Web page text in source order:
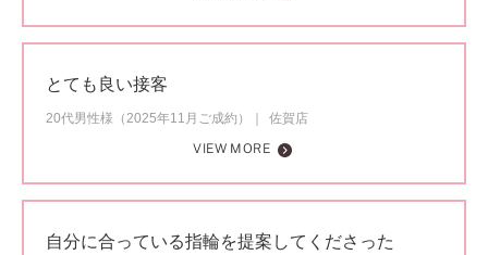
とても良い接客
20代男性様（2025年11月ご成約）
佐賀店
VIEW MORE
自分に合っている指輪を提案してくださった